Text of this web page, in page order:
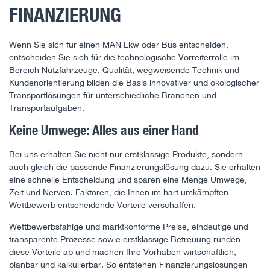
FINANZIERUNG
Wenn Sie sich für einen MAN Lkw oder Bus entscheiden,
entscheiden Sie sich für die technologische Vorreiterrolle im
Bereich Nutzfahrzeuge. Qualität, wegweisende Technik und
Kundenorientierung bilden die Basis innovativer und ökologischer
Transportlösungen für unterschiedliche Branchen und
Transportaufgaben.
Keine Umwege: Alles aus einer Hand
Bei uns erhalten Sie nicht nur erstklassige Produkte, sondern
auch gleich die passende Finanzierungslösung dazu. Sie erhalten
eine schnelle Entscheidung und sparen eine Menge Umwege,
Zeit und Nerven. Faktoren, die Ihnen im hart umkämpften
Wettbewerb entscheidende Vorteile verschaffen.
Wettbewerbsfähige und marktkonforme Preise, eindeutige und
transparente Prozesse sowie erstklassige Betreuung runden
diese Vorteile ab und machen Ihre Vorhaben wirtschaftlich,
planbar und kalkulierbar. So entstehen Finanzierungslösungen